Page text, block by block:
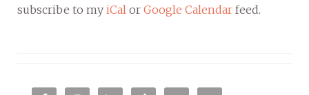
subscribe to my iCal or Google Calendar feed.